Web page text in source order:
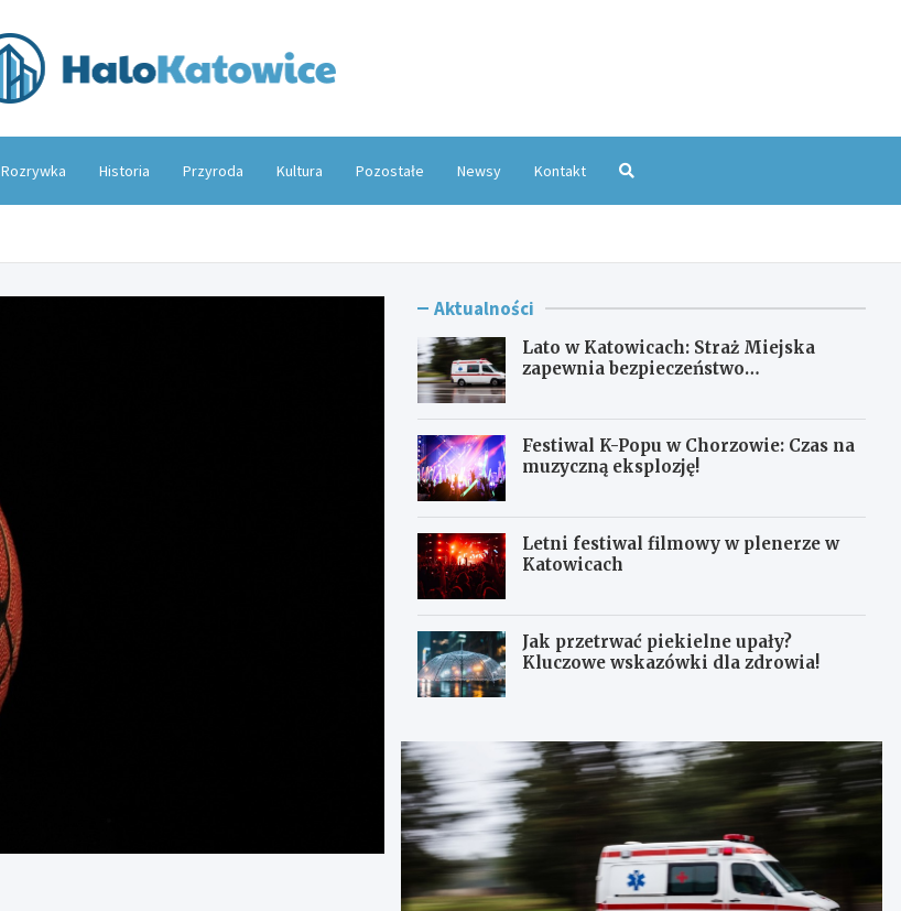
Rozrywka Historia Przyroda Kultura Pozostałe Newsy Kontakt
Aktualności
Lato w Katowicach: Straż Miejska
zapewnia bezpieczeństwo
Festiwal K-Popu w Chorzowie: Czas na
muzyczną eksplozję!
Letni festiwal filmowy w plenerze w
Katowicach
Jak przetrwać piekielne upały?
Kluczowe wskazówki dla zdrowia!